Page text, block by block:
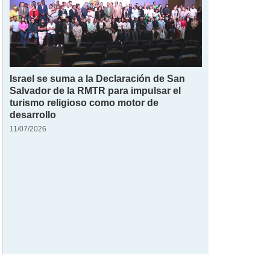
Israel se suma a la Declaración de San
Salvador de la RMTR para impulsar el
turismo religioso como motor de
desarrollo
11/07/2026